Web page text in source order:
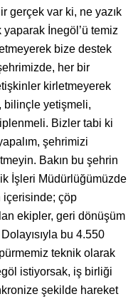
gerçek var ki, ne yazık
İnegöl’ü temiz
bize destek
her bir
kirletmeyerek
bilinçle yetişmeli,
Bizler tabi ki
şehrimizi
Bakın bu şehrin
İşleri Müdürlüğümüzde
içerisinde; çöp
ekipler, geri dönüşüm
bu 4.550
teknik olarak
istiyorsak, iş birliği
şekilde hareket